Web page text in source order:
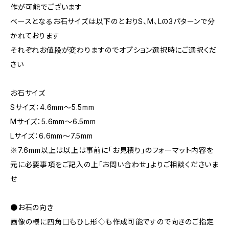
作が可能でございます
ベースとなるお石サイズは以下のとおりS、M、Lの3パターンで分
かれております
それぞれお値段が変わりますのでオプション選択時にご選択くだ
さい
お石サイズ
Sサイズ：4.6mm～5.5mm
Mサイズ：5.6mm～6.5mm
Lサイズ：6.6mm～7.5mm
※7.6mm以上は以上は事前に「お見積り」のフォーマット内容を
元に必要事項をご記入の上「お問い合わせ」よりご相談くださいま
せ
●お石の向き
画像の様に四角□もひし形◇も作成可能ですので向きのご指定